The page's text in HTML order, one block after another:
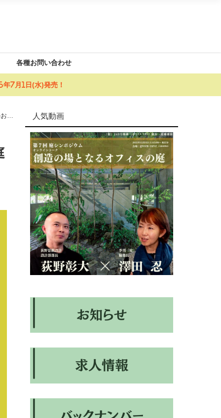
各種お問い合わせ
月1日(水)発売！
も 人気動画